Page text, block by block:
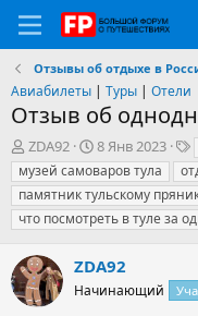
Отзывы об отдыхе в
Авиабилеты | Туры | Отели
Отзыв об
А
в
т
о
р
е
м
ы
ZDA92
Д
а
т
а
н
ч
л
8 Янв 2023
г
музей самоваров тула
памятник тульскому
что посмотреть в туле за
ZDA92
Начинающий